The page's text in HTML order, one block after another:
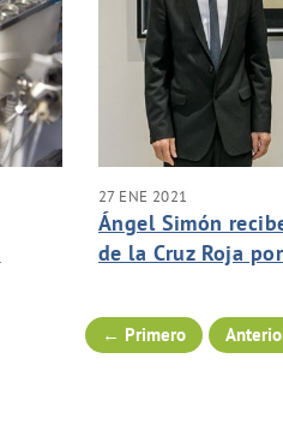
27 ENE 2021
Ángel Simón
de la Cruz Roja
← Primero